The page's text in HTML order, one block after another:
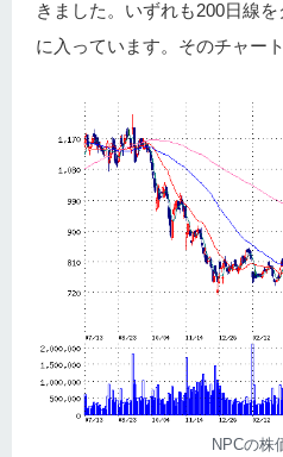
きました。いずれも200日線
に入っています。そのチャー
NPCの株